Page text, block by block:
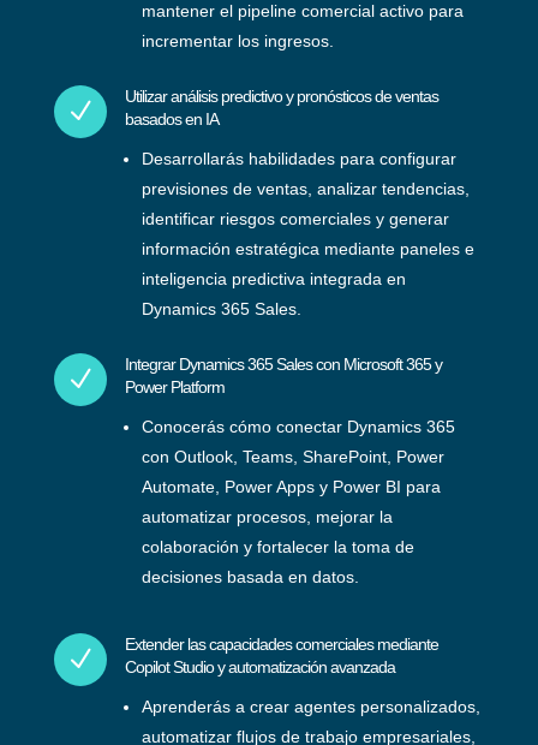
mantener el pipeline comercial activo para
incrementar los ingresos.
N
Utilizar análisis predictivo y pronósticos de ventas
basados en IA
Desarrollarás habilidades para configurar
previsiones de ventas, analizar tendencias,
identificar riesgos comerciales y generar
información estratégica mediante paneles e
inteligencia predictiva integrada en
Dynamics 365 Sales.
N
Integrar Dynamics 365 Sales con Microsoft 365 y
Power Platform
Conocerás cómo conectar Dynamics 365
con Outlook, Teams, SharePoint, Power
Automate, Power Apps y Power BI para
automatizar procesos, mejorar la
colaboración y fortalecer la toma de
decisiones basada en datos.
N
Extender las capacidades comerciales mediante
Copilot Studio y automatización avanzada
Aprenderás a crear agentes personalizados,
automatizar flujos de trabajo empresariales,